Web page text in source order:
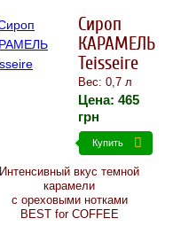
Сироп
КАРАМЕЛЬ
Teisseire
Вес: 0,7 л
Цена: 465
грн
Купить
Интенсивный вкус темной
карамели
с ореховыми нотками
BEST for COFFEE